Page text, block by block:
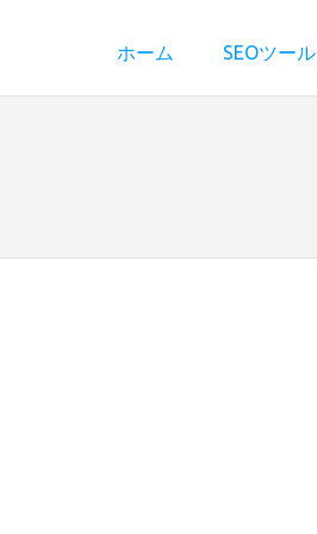
ホーム SEOツール